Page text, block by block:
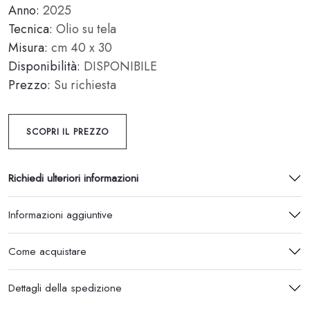
Anno: 2025
Tecnica: Olio su tela
Misura: cm 40 x 30
Disponibilità: DISPONIBILE
Prezzo: Su richiesta
SCOPRI IL PREZZO
Richiedi ulteriori informazioni
Informazioni aggiuntive
Come acquistare
Dettagli della spedizione